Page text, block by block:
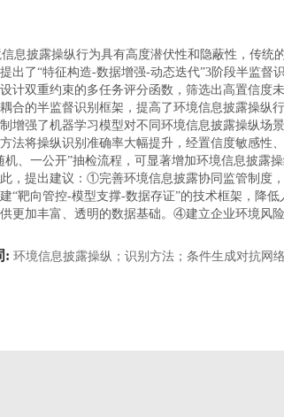
息披露操纵行为具有高度潜伏性和隐蔽性，传统
出了“特征构造-数据增强-动态迭代”3阶段半监
计双重约束的多任务评分函数，筛选出高置信度
合的半监督识别框架，提高了环境信息披露操纵
增强了机器学习模型对不同环境信息披露操纵场
法将操纵识别准确率大幅提升，经置信度敏感性
机、一公开”抽检流程，可显著增加环境信息披露
，提出建议：①完善环境信息披露协同监管制度
“靶向管控-模型支撑-数据存证”的技术框架，降
更加丰富、透明的数据基础。④建立企业环境风
: 环境信息披露操纵；识别方法；条件生成对抗网